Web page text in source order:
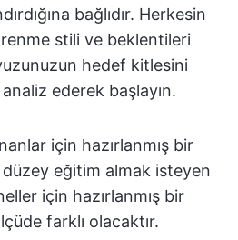
bağlıdır. Herkesin
stili ve beklentileri
hedef kitlesini
ederek başlayın.
için hazırlanmış bir
düzey eğitim almak isteyen
için hazırlanmış bir
farklı olacaktır.